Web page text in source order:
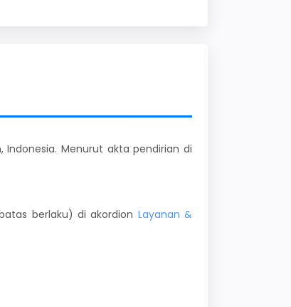
Indonesia. Menurut akta pendirian di
berlaku) di akordion Layanan &